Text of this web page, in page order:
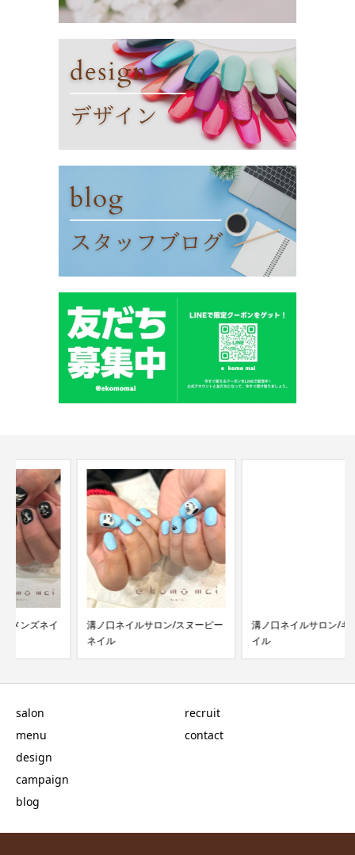
溝ノ口ネイルサロン/スヌーピー
溝ノ口ネイルサロン/キラキラネ
salon
menu
design
campaign
blog
recruit
contact